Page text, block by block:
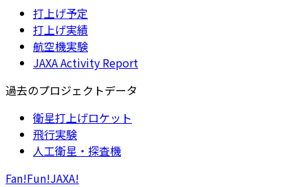
打上げ予定
打上げ実績
航空機実験
JAXA Activity Report
過去のプロジェクトデータ
衛星打上げロケット
飛行実験
人工衛星・探査機
Fan!Fun!JAXA!